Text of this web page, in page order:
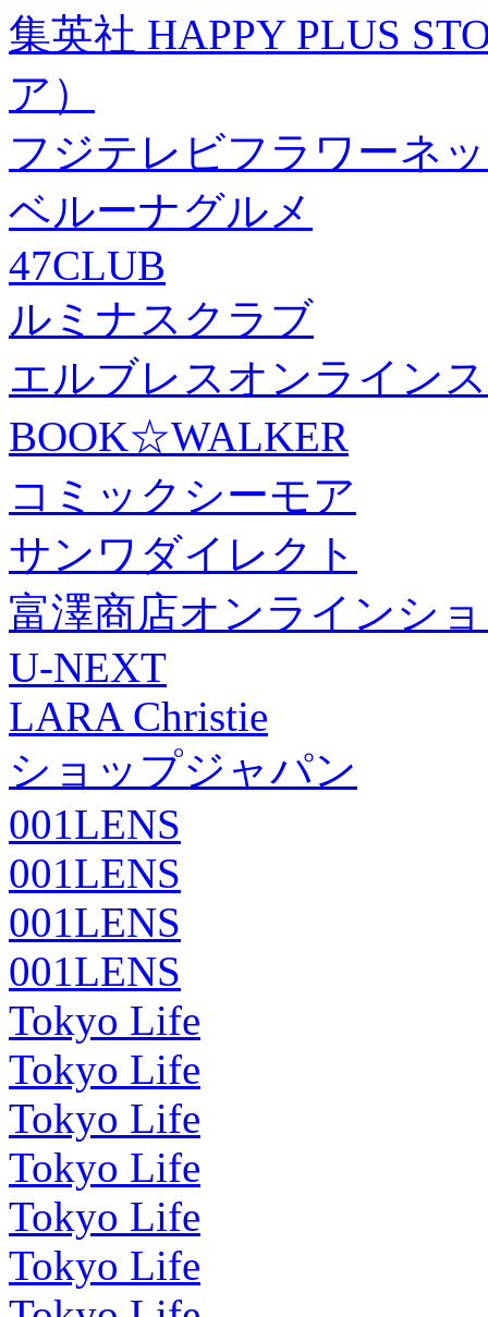
集英社 HAPPY PLUS
ア）
フジテレビフラワーネ
ベルーナグルメ
47CLUB
ルミナスクラブ
エルブレスオンライン
BOOK☆WALKER
コミックシーモア
サンワダイレクト
富澤商店オンラインシ
U-NEXT
LARA Christie
ショップジャパン
001LENS
001LENS
001LENS
001LENS
Tokyo Life
Tokyo Life
Tokyo Life
Tokyo Life
Tokyo Life
Tokyo Life